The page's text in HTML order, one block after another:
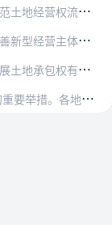
全覆盖。健全市场运行规范，提高服务水平，为流…
作社示范社、农业产业化示范基地、农业示范服务…
成可推广、可复制的做法和经验，在此基础上完善…
实
施“三权分置”是深化农村土地制度改革的重要举措。各地区各有关部门要认真贯彻本意见要求，研究制定具体落实措施。加大政策宣传力度，统一思想认识，加强干部培训，提高…